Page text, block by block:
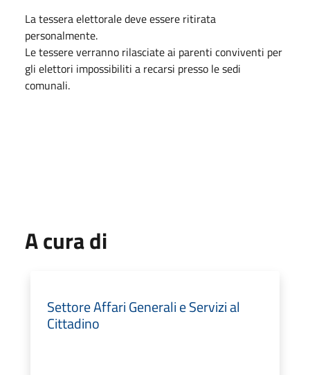
La tessera elettorale deve essere ritirata
personalmente.
Le tessere verranno rilasciate ai parenti conviventi per
gli elettori impossibiliti a recarsi presso le sedi
comunali.
A cura di
Settore Affari Generali e Servizi al
Cittadino